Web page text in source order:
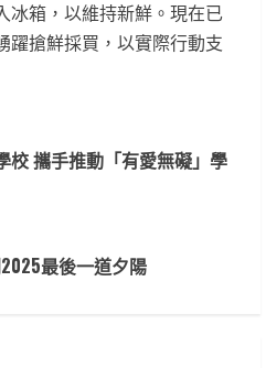
冰箱，以維持新鮮。現在已
躍搶鮮採買，以實際行動支
校 攜手推動「有愛無礙」學
最後一道夕陽